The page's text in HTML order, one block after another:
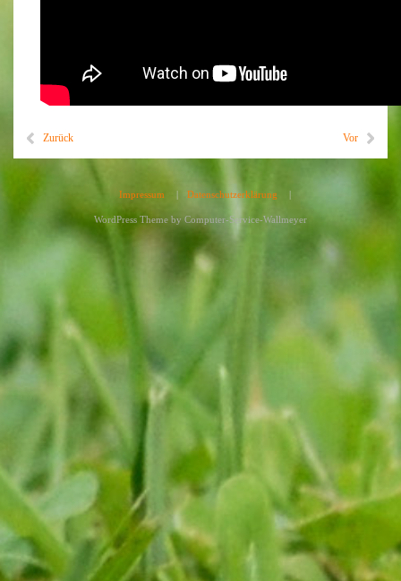
Zurück Vor
Impressum | Datenschutzerklärung |
WordPress Theme by Computer-Service-Wallmeyer